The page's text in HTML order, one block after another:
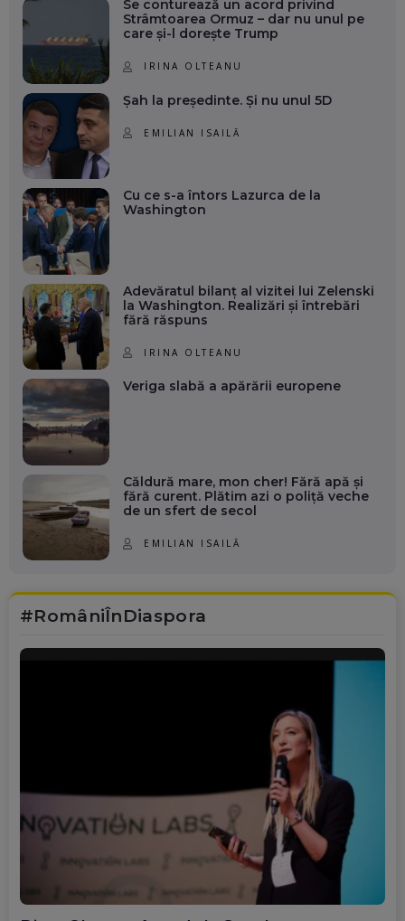
Se conturează un acord privind
Strâmtoarea Ormuz – dar nu unul pe
care și-l dorește Trump
IRINA OLTEANU
Șah la președinte. Și nu unul 5D
EMILIAN ISAILĂ
Cu ce s-a întors Lazurca de la
Washington
Adevăratul bilanț al vizitei lui Zelenski
la Washington. Realizări și întrebări
fără răspuns
IRINA OLTEANU
Veriga slabă a apărării europene
Căldură mare, mon cher! Fără apă și
fără curent. Plătim azi o poliță veche
de un sfert de secol
EMILIAN ISAILĂ
#RomâniÎnDiaspora